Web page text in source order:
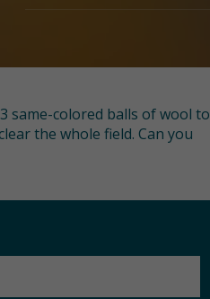
same-colored balls of wool to
the whole field. Can you